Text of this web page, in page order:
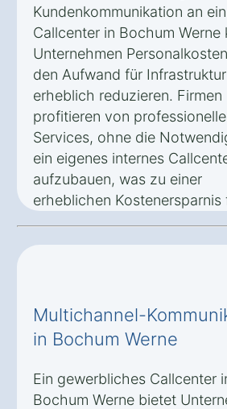
Kundenkommunikation an ein
Callcenter in Bochum Werne
Unternehmen
den Aufwand für Infrastruktur
erheblich reduzieren. Firmen
profitieren von
Services, ohne die
ein eigenes internes
aufzubauen, was zu einer
erheblichen Kostenersparnis
Multichannel-
in Bochum Werne
Ein gewerbliches Callcenter
Bochum Werne bietet